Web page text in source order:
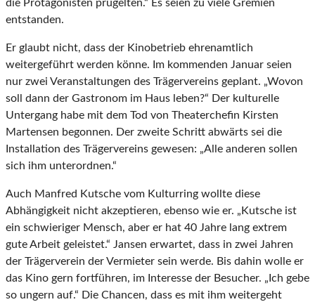
die Protagonisten prügelten.“ Es seien zu viele Gremien
entstanden.
Er glaubt nicht, dass der Kinobetrieb ehrenamtlich
weitergeführt werden könne. Im kommenden Januar seien
nur zwei Veranstaltungen des Trägervereins geplant. „Wovon
soll dann der Gastronom im Haus leben?“ Der kulturelle
Untergang habe mit dem Tod von Theaterchefin Kirsten
Martensen begonnen. Der zweite Schritt abwärts sei die
Installation des Trägervereins gewesen: „Alle anderen sollen
sich ihm unterordnen.“
Auch Manfred Kutsche vom Kulturring wollte diese
Abhängigkeit nicht akzeptieren, ebenso wie er. „Kutsche ist
ein schwieriger Mensch, aber er hat 40 Jahre lang extrem
gute Arbeit geleistet.“ Jansen erwartet, dass in zwei Jahren
der Trägerverein der Vermieter sein werde. Bis dahin wolle er
das Kino gern fortführen, im Interesse der Besucher. „Ich gebe
so ungern auf.“ Die Chancen, dass es mit ihm weitergeht